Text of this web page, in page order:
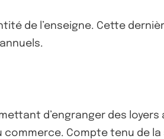
de l’enseigne. Cette
d’engranger des
Compte tenu de